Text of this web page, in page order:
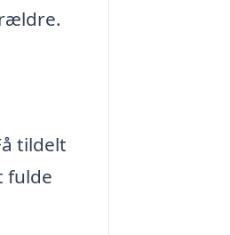
tildelt
fulde